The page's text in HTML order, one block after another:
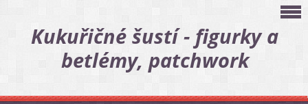
Kukuřičné šustí - figurky a
betlémy, patchwork